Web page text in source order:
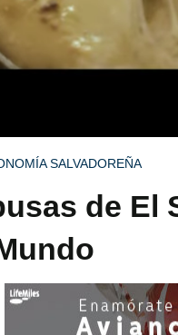
SALVADOREÑA
de El